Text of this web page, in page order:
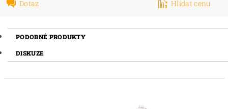
Dotaz Hlídat cenu
PODOBNÉ PRODUKTY
DISKUZE